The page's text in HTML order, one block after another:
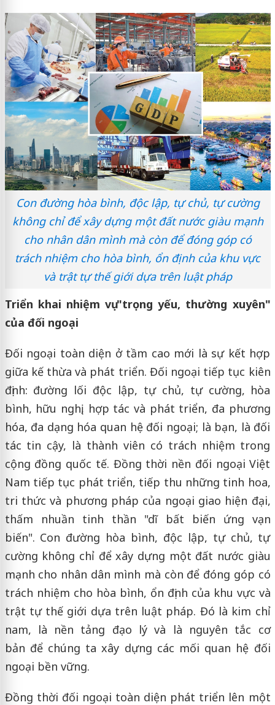
Con đường hòa bình, độc lập, tự chủ, tự cường
không chỉ để xây dựng một đất nước giàu mạnh
cho nhân dân mình mà còn để đóng góp có
trách nhiệm cho hòa bình, ổn định của khu vực
và trật tự thế giới dựa trên luật pháp
Triển khai nhiệm vụ "trọng yếu, thường xuyên"
của đối ngoại
Đối ngoại toàn diện ở tầm cao mới là sự kết hợp
giữa kế thừa và phát triển. Đối ngoại tiếp tục kiên
định: đường lối độc lập, tự chủ, tự cường, hòa
bình, hữu nghị, hợp tác và phát triển, đa phương
hóa, đa dạng hóa quan hệ đối ngoại; là bạn, là đối
tác tin cậy, là thành viên có trách nhiệm trong
cộng đồng quốc tế. Đồng thời nền đối ngoại Việt
Nam tiếp tục phát triển, tiếp thu những tinh hoa,
tri thức và phương pháp của ngoại giao hiện đại,
thấm nhuần tinh thần "dĩ bất biến ứng vạn
biến". Con đường hòa bình, độc lập, tự chủ, tự
cường không chỉ để xây dựng một đất nước giàu
mạnh cho nhân dân mình mà còn để đóng góp có
trách nhiệm cho hòa bình, ổn định của khu vực và
trật tự thế giới dựa trên luật pháp. Đó là kim chỉ
nam, là nền tảng đạo lý và là nguyên tắc cơ
bản để chúng ta xây dựng các mối quan hệ đối
ngoại bền vững.
Đồng thời đối ngoại toàn diện phát triển lên một